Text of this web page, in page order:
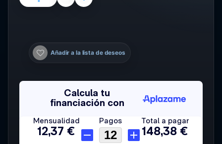
Añadir a la lista de deseos